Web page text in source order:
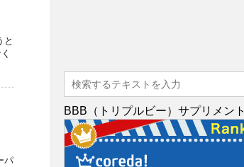
と
パ
BBB（トリプルビー）サプリメント